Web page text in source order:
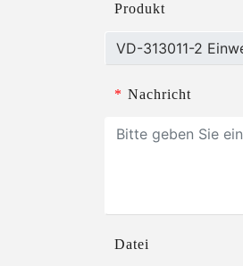
Produkt
* Nachricht
Datei